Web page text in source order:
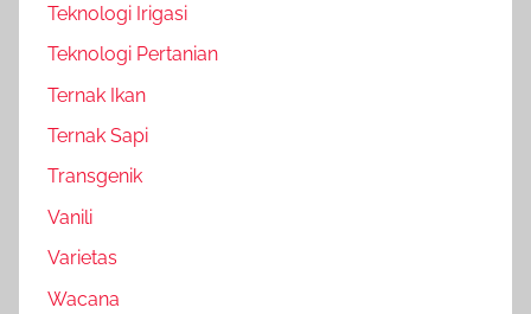
Teknologi Irigasi
Teknologi Pertanian
Ternak Ikan
Ternak Sapi
Transgenik
Vanili
Varietas
Wacana